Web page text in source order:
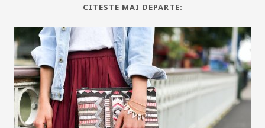
CITESTE MAI DEPARTE: